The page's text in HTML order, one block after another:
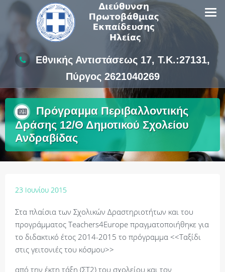
Skip
Εθνικής Αντιστάσεως 17, Τ.Κ.:27131,
Πύργος 2621040269
Πρόγραμμα Περιβαλλοντικής
Δράσης 12/Θ Δημοτικού Σχολείου
Ανδραβίδας
23 Ιουνίου 2015
Στα πλαίσια των Σχολικών Δραστηριοτήτων και του
προγράμματος Teachers4Europe πραγματοποιήθηκε για
το διδακτικό έτος 2014-2015 το πρόγραμμα <<Ταξίδι
στις γειτονιές του κόσμου>>
από την έκτη τάξη (ΣΤ2) του σχολείου και τον